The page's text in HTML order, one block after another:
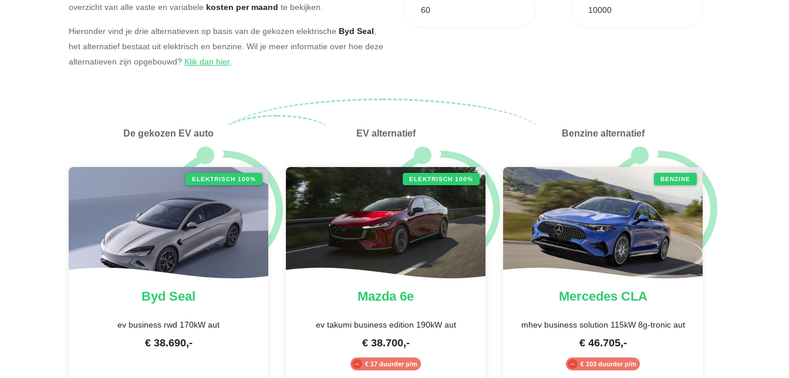
overzicht van alle vaste en variabele kosten per maand te bekijken.
Hieronder vind je drie alternatieven op basis van de gekozen elektrische Byd Seal,
het alternatief bestaat uit elektrisch en benzine. Wil je meer informatie over hoe deze
alternatieven zijn opgebouwd? Klik dan hier.
60 10000
De gekozen EV auto
ELEKTRISCH 100%
Byd Seal
ev business rwd 170kW aut
€ 38.690,-
EV alternatief
ELEKTRISCH 100%
Mazda6e
ev takumi business edition 190kW aut
€ 38.700,-
€ 17 duurder p/m
Benzine alternatief
BENZINE
MercedesCLA
mhev business solution 115kW 8g-tronic aut
€ 46.705,-
€ 103 duurder p/m